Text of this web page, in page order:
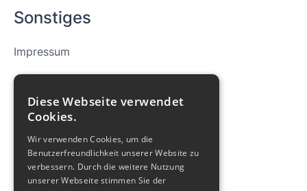
Sonstiges
Impressum
Datenschutz
Cookies
Archiv
Glockenklänge
Diese Webseite verwendet
Cookies.
Wir verwenden Cookies, um die
Benutzerfreundlichkeit unserer Website zu
verbessern. Durch die weitere Nutzung
unserer Webseite stimmen Sie der